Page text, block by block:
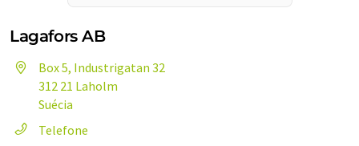
Lagafors AB
Box 5, Industrigatan 32
312 21 Laholm
Suécia
Telefone